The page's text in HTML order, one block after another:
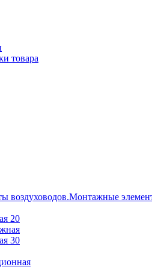
товара
воздуховодов.Монтажные
20
30